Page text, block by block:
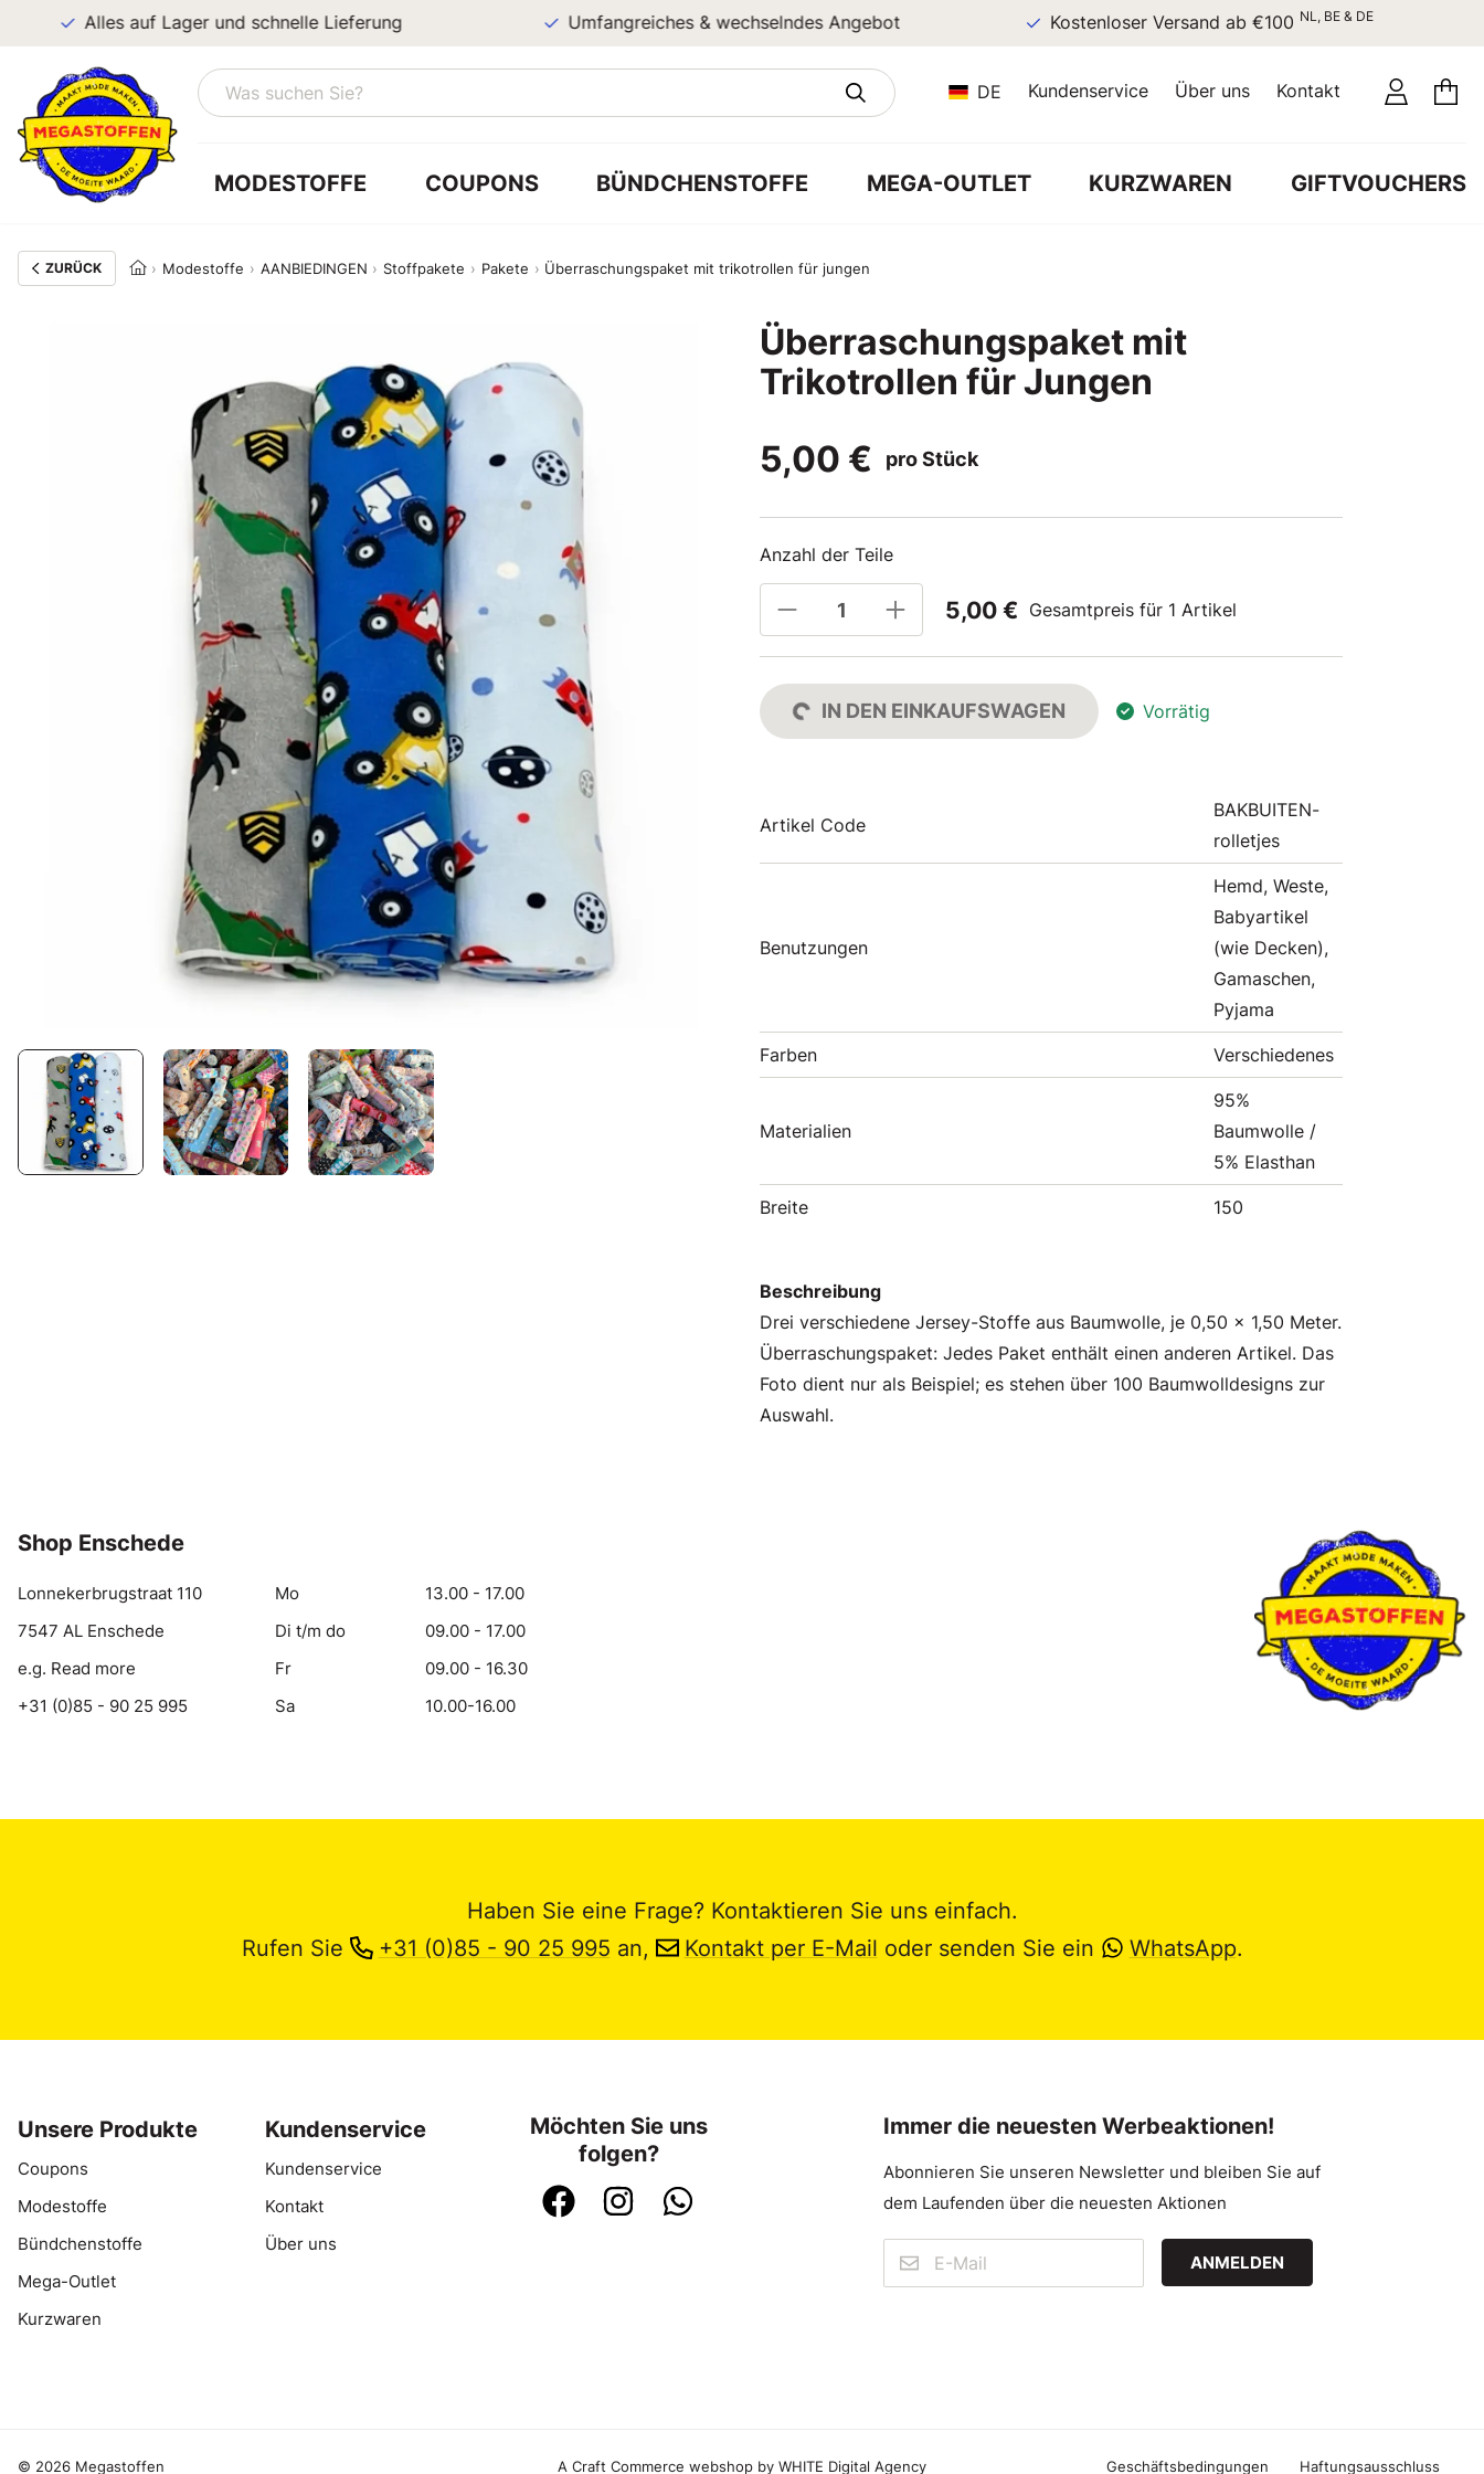
Alles auf Lager und schnelle Lieferung Umfangreiches & wechselndes Angebot Kostenloser Versand ab €100NL, BE & DE
DE Kundenservice Über uns Kontakt
MODESTOFFE COUPONS BÜNDCHENSTOFFE MEGA-OUTLET KURZWAREN GIFTVOUCHERS
ZURÜCK Modestoffe AANBIEDINGEN Stoffpakete Pakete Überraschungspaket mit trikotrollen für jungen
Überraschungspaket mit
Trikotrollen für Jungen
5,00 €
pro Stück
Anzahl der Teile
5,00 € Gesamtpreis für 1 Artikel
IN DEN EINKAUFSWAGEN Vorrätig
Artikel Code
BAKBUITEN-
rolletjes
Benutzungen
Hemd, Weste,
Babyartikel
(wie Decken),
Gamaschen,
Pyjama
Farben Verschiedenes
Materialien
95%
Baumwolle /
5% Elasthan
Breite 150
Beschreibung
Drei verschiedene Jersey-Stoffe aus Baumwolle, je 0,50 x 1,50 Meter.
Überraschungspaket: Jedes Paket enthält einen anderen Artikel. Das
Foto dient nur als Beispiel; es stehen über 100 Baumwolldesigns zur
Auswahl.
Shop Enschede
Lonnekerbrugstraat 110
7547 AL Enschede
e.g. Read more
+31 (0)85 - 90 25 995
Mo
13.00 - 17.00
Di t/m do
09.00 - 17.00
Fr
09.00 - 16.30
Sa
10.00-16.00
Haben Sie eine Frage? Kontaktieren Sie uns einfach.
Rufen Sie
+31 (0)85 - 90 25 995 an, Kontakt per E-Mail oder senden Sie ein WhatsApp.
Unsere Produkte
Coupons
Modestoffe
Bündchenstoffe
Mega-Outlet
Kurzwaren
Kundenservice
Kundenservice
Kontakt
Über uns
Möchten Sie uns
folgen?
Immer die neuesten Werbeaktionen!
Abonnieren Sie unseren Newsletter und bleiben Sie auf
dem Laufenden über die neuesten Aktionen
ANMELDEN
© 2026 Megastoffen A Craft Commerce webshop by WHITE Digital Agency Geschäftsbedingungen Haftungsausschluss